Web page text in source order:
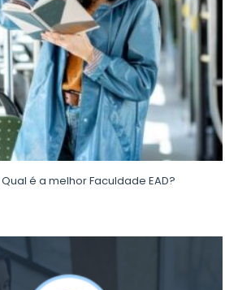
Qual é a melhor Faculdade EAD?